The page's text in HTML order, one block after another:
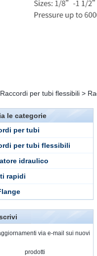
Raccordi per tubi flessibili >
le categorie
per tubi
per tubi flessibili
idraulico
rapidi
via e-mail sui nuovi
prodotti